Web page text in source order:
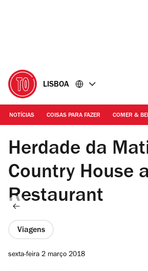
LISBOA
NOTÍCIAS COISAS PARA FAZER COMER &
Herdade da
Country House
Restaurant
Viagens
sexta-feira 2 março 2018